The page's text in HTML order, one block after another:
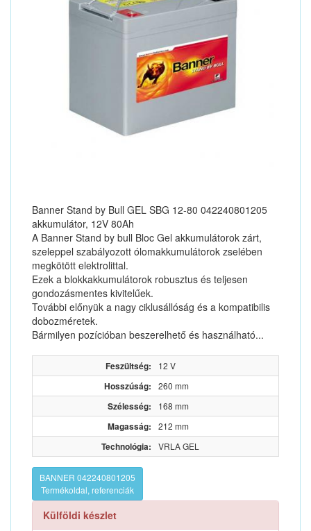
Banner Stand by Bull GEL SBG 12-80 042240801205
akkumulátor, 12V 80Ah
A Banner Stand by bull Bloc Gel akkumulátorok zárt,
szeleppel szabályozott ólomakkumulátorok zselében
megkötött elektrolittal.
Ezek a blokkakkumulátorok robusztus és teljesen
gondozásmentes kivitelűek.
További előnyük a nagy ciklusállóság és a kompatibilis
dobozméretek.
Bármilyen pozícióban beszerelhető és használható...
Feszültség: 12 V
Hosszúság: 260 mm
Szélesség: 168 mm
Magasság: 212 mm
Technológia: VRLA GEL
BANNER 042240801205
Termékoldal, referenciák
Külföldi készlet